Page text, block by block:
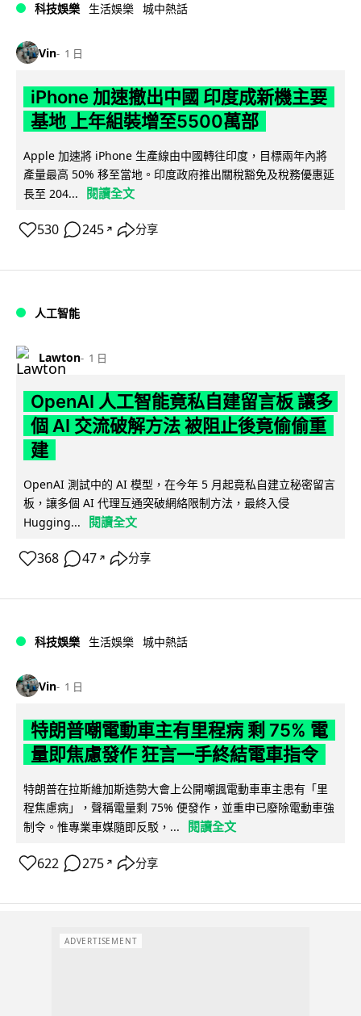
科技娛樂 生活娛樂 城中熱話
Vin 1 日
iPhone 加速撤出中國 印度成新機主要
基地 上年組裝增至5500萬部
Apple 加速將 iPhone 生產線由中國轉往印度，目標兩年內將
產量最高 50% 移至當地。印度政府推出關稅豁免及稅務優惠延
長至 204...
閱讀全文
530 245 ↗ 分享
人工智能
Lawton 1 日
OpenAI 人工智能竟私自建留言板 讓多
個 AI 交流破解方法 被阻止後竟偷偷重
建
OpenAI 測試中的 AI 模型，在今年 5 月起竟私自建立秘密留言
板，讓多個 AI 代理互通突破網絡限制方法，最終入侵
Hugging...
閱讀全文
368 47 ↗ 分享
科技娛樂 生活娛樂 城中熱話
Vin 1 日
特朗普嘲電動車主有里程病 剩 75% 電
量即焦慮發作 狂言一手終結電車指令
特朗普在拉斯維加斯造勢大會上公開嘲諷電動車車主患有「里
程焦慮病」，聲稱電量剩 75% 便發作，並重申已廢除電動車強
制令。惟專業車媒隨即反駁，...
閱讀全文
622 275 ↗ 分享
ADVERTISEMENT